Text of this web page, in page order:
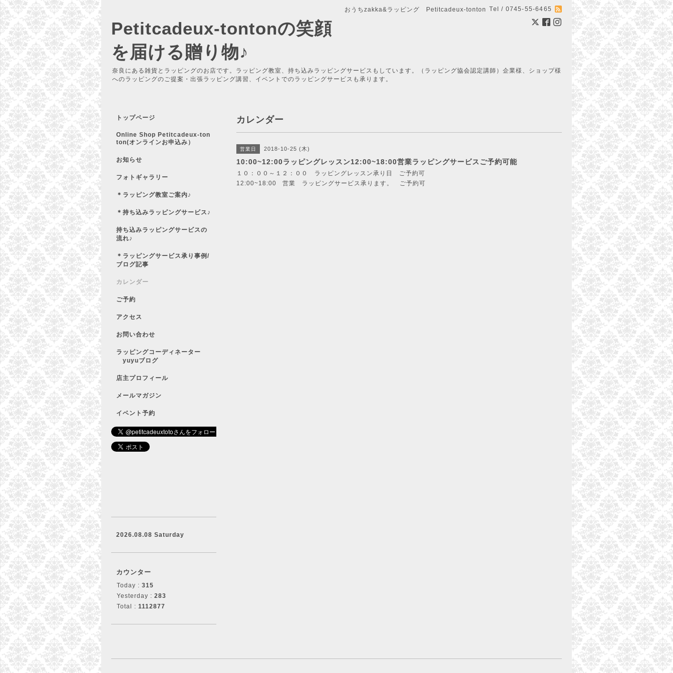
おうちzakka&ラッピング Petitcadeux-tonton Tel / 0745-55-6465
Petitcadeux-tontonの笑顔
を届ける贈り物♪
奈良にある雑貨とラッピングのお店です。ラッピング教室、持ち込みラッピングサービスもしています。（ラッピング協会認定講師）企業様、ショップ様
へのラッピングのご提案・出張ラッピング講習、イベントでのラッピングサービスも承ります。
カレンダー
営業日 2018-10-25 (木)
10:00~12:00ラッピングレッスン12:00~18:00営業ラッピングサービスご予約可能
１０：００～１２：００ ラッピングレッスン承り日 ご予約可
12:00~18:00 営業 ラッピングサービス承ります。 ご予約可
トップページ
Online Shop Petitcadeux-ton
ton(オンラインお申込み）
お知らせ
フォトギャラリー
＊ラッピング教室ご案内♪
＊持ち込みラッピングサービス♪
持ち込みラッピングサービスの
流れ♪
＊ラッピングサービス承り事例/
ブログ記事
カレンダー
ご予約
アクセス
お問い合わせ
ラッピングコーディネーター
yuyuブログ
店主プロフィール
メールマガジン
イベント予約
2026.08.08 Saturday
カウンター
Today : 315
Yesterday : 283
Total : 1112877